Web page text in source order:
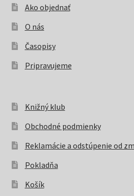
Ako objednať
O nás
Časopisy
Pripravujeme
Knižný klub
Obchodné podmienky
Reklamácie a odstúpenie od
Pokladňa
Košík